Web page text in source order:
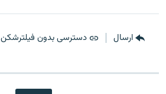
ارسال دسترسی بدون فیلترشکن